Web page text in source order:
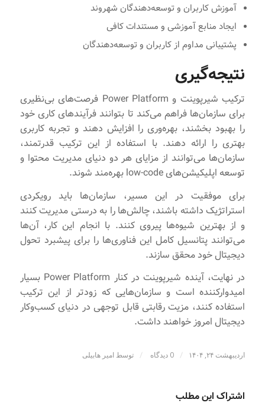
آموزش کاربران و توسعه‌دهندگان شهروند
ایجاد منابع آموزشی و مستندات کافی
پشتیبانی مداوم از کاربران و توسعه‌دهندگان
نتیجه‌گیری
ترکیب شیرپوینت و Power Platform فرصت‌های بی‌نظیری
برای سازمان‌ها فراهم می‌کند تا بتوانند فرآیندهای کاری خود
را بهبود بخشند، بهره‌وری را افزایش دهند و تجربه کاربری
بهتری را ارائه دهند. با استفاده از این ترکیب قدرتمند،
سازمان‌ها می‌توانند از مزایای هر دو دنیای مدیریت محتوا و
توسعه اپلیکیشن‌های low-code بهره‌مند شوند.
برای موفقیت در این مسیر، سازمان‌ها باید رویکردی
استراتژیک داشته باشند، چالش‌ها را به درستی مدیریت کنند
و از بهترین شیوه‌ها پیروی کنند. با انجام این کار، آن‌ها
می‌توانند پتانسیل کامل این فناوری‌ها را برای پیشبرد تحول
دیجیتال خود محقق سازند.
در نهایت، آینده شیرپوینت در کنار Power Platform بسیار
امیدوارکننده است و سازمان‌هایی که زودتر از این ترکیب
استفاده کنند، مزیت رقابتی قابل توجهی در دنیای کسب‌وکار
دیجیتال امروز خواهند داشت.
اردیبهشت ۲۴, ۱۴۰۴ / 0 دیدگاه / توسط امیر هابیلی
اشتراک این مطلب